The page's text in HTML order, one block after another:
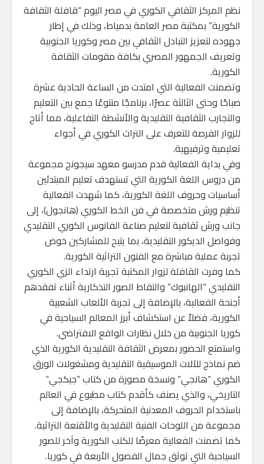
نظم المركز الثقافي الكوري في مصر اليوم “قافلة الثقافة
الكورية” بمكتبة مصر العامة بدمياط، وذلك في إطار
جهوده لتعزيز التبادل الثقافي بين مصر وكوريا الجنوبية
وتعريف الجمهور المصري بكافة مقومات الثقافة
الكورية.
وتضمنت الفعالية التي امتدت من الساعة الحادية عشرة
صباحًا وحتى الثالثة عصرًا، برنامجًا متنوعًا جمع بين التعليم
والتجارب الثقافية التقليدية والأنشطة التفاعلية، مما أتاح
للزوار الفرصة للتعرف على التراث الكوري في أجواء
تعليمية وترفيهية.
وفي بداية الفعالية قدم مدرسو معهد سيجونج مجموعة
من دروس اللغة الكورية التي تستهدف تعليم المبتدئين
أساسيات وحروف اللغة الكورية، كما شهدت الفعالية
تنظيم ورش متخصصة في فن الخط الكوري (هانجول)، إلى
جانب ورش ثقافية لتعليم صناعة الفانوس الكوري التقليدي
وفواصل الديكور التقليدية، بما يتيح للمشاركين خوض
تجربة عملية مباشرة مع الفنون التراثية الكورية.
كما وفرت القافلة لزوار المكتبة تجربة ارتداء الزي الكوري
التقليدي “الهانبوك” والتقاط الصور التذكارية أثناء تفقدهم
أجنحة الفعالية، بالإضافة إلى تجربة الألعاب الشعبية
الكورية، فضلاً عن استكشاف أبرز المعالم السياحية في
كوريا الجنوبية من خلال نظارات الواقع الافتراضي.
واستمتع الحضور بمعرض الثقافة التقليدية الكورية الذي
ضم نماذج للآلات الموسيقية التقليدية ومشغولات الورق
الكوري “هانجي” ونسخة مصورة من كتاب “جيكجي”
التاريخي، والذي يصنف كأقدم كتاب مطبوع في العالم
باستخدام الحروف المعدنية المتحركة، بالإضافة إلى
مجموعة من اللوحات الفنية التقليدية والأقنعة التراثية.
كما تضمنت الفعالية معرضًا للكتب الكورية وآخر للصور
السياحية التي توثق جمال الفصول الأربعة في كوريا.